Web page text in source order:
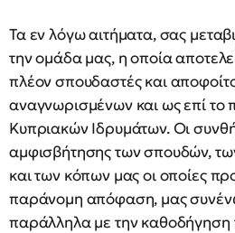
Τα εν λόγω αιτήματα, σας
την ομάδα μας, η οποία
πλέον σπουδαστές και
αναγνωρισμένων και ως επί το
Κυπριακών Ιδρυμάτων. Οι
αμφισβήτησης των σπουδών,
και των κόπων μας οι οποίες
παράνομη απόφαση, μας
παράλληλα με την καθοδήγηση